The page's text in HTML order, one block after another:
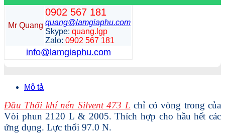
Mr Quang
0902 567 181
quang@lamgiaphu.com
Skype: quang.lgp
Zalo: 0902 567 181
info@lamgiaphu.com
Mô tả
Đầu Thổi khí nén Silvent 473 L chỉ có vòng trong của
Vòi phun 2120 L & 2005. Thích hợp cho hầu hết các
ứng dụng. Lực thổi 97.0 N.